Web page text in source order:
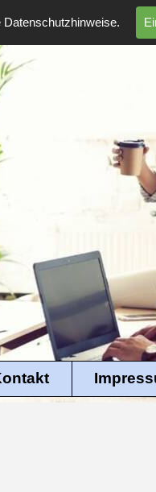
Datenschutzhinweise.